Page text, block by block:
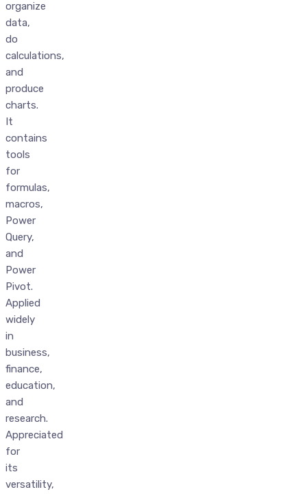
organize
data,
do
calculations,
and
produce
charts.
It
contains
tools
for
formulas,
macros,
Power
Query,
and
Power
Pivot.
Applied
widely
in
business,
finance,
education,
and
research.
Appreciated
for
its
versatility,